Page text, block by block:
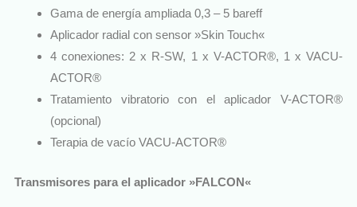
Gama de energía ampliada 0,3 – 5 bareff
Aplicador radial con sensor »Skin Touch«
4 conexiones: 2 x R-SW, 1 x V-ACTOR®, 1 x VACU-
ACTOR®
Tratamiento vibratorio con el aplicador V-ACTOR®
(opcional)
Terapia de vacío VACU-ACTOR®
Transmisores para el aplicador »FALCON«